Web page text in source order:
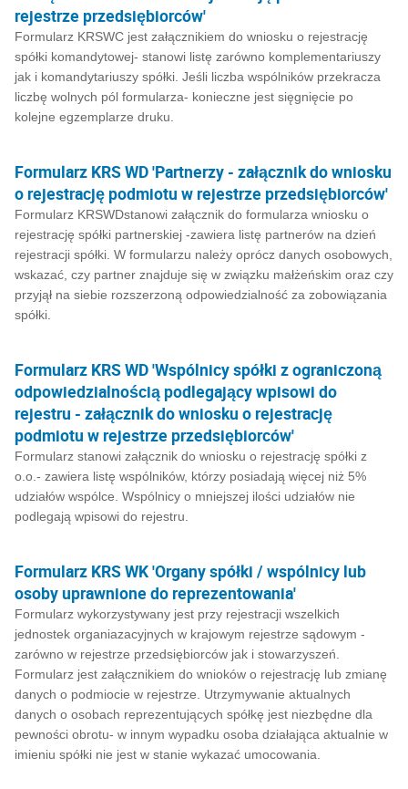
rejestrze przedsiębiorców'
Formularz KRSWC jest załącznikiem do wniosku o rejestrację
spółki komandytowej- stanowi listę zarówno komplementariuszy
jak i komandytariuszy spółki. Jeśli liczba wspólników przekracza
liczbę wolnych pól formularza- konieczne jest sięgnięcie po
kolejne egzemplarze druku.
Formularz KRS WD 'Partnerzy - załącznik do wniosku
o rejestrację podmiotu w rejestrze przedsiębiorców'
Formularz KRSWDstanowi załącznik do formularza wniosku o
rejestrację spółki partnerskiej -zawiera listę partnerów na dzień
rejestracji spółki. W formularzu należy oprócz danych osobowych,
wskazać, czy partner znajduje się w związku małżeńskim oraz czy
przyjął na siebie rozszerzoną odpowiedzialność za zobowiązania
spółki.
Formularz KRS WD 'Wspólnicy spółki z ograniczoną
odpowiedzialnością podlegający wpisowi do
rejestru - załącznik do wniosku o rejestrację
podmiotu w rejestrze przedsiębiorców'
Formularz stanowi załącznik do wniosku o rejestrację spółki z
o.o.- zawiera listę wspólników, którzy posiadają więcej niż 5%
udziałów wspólce. Wspólnicy o mniejszej ilości udziałów nie
podlegają wpisowi do rejestru.
Formularz KRS WK 'Organy spółki / wspólnicy lub
osoby uprawnione do reprezentowania'
Formularz wykorzystywany jest przy rejestracji wszelkich
jednostek organiazacyjnych w krajowym rejestrze sądowym -
zarówno w rejestrze przedsiębiorców jak i stowarzyszeń.
Formularz jest załącznikiem do wnioków o rejestrację lub zmianę
danych o podmiocie w rejestrze. Utrzymywanie aktualnych
danych o osobach reprezentujących spółkę jest niezbędne dla
pewności obrotu- w innym wypadku osoba działająca aktualnie w
imieniu spółki nie jest w stanie wykazać umocowania.